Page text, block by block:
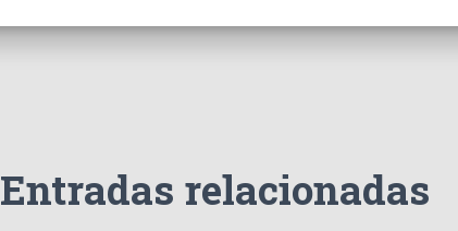
Entradas relacionadas